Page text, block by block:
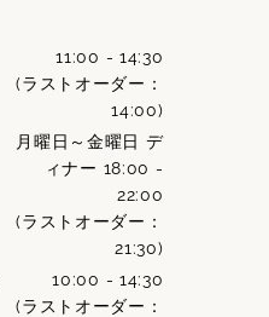
11:00 - 14:30
(ラストオーダー：
14:00)
月曜日～金曜日 デ
ィナー 18:00 -
22:00
(ラストオーダー：
21:30)
10:00 - 14:30
(ラストオーダー：